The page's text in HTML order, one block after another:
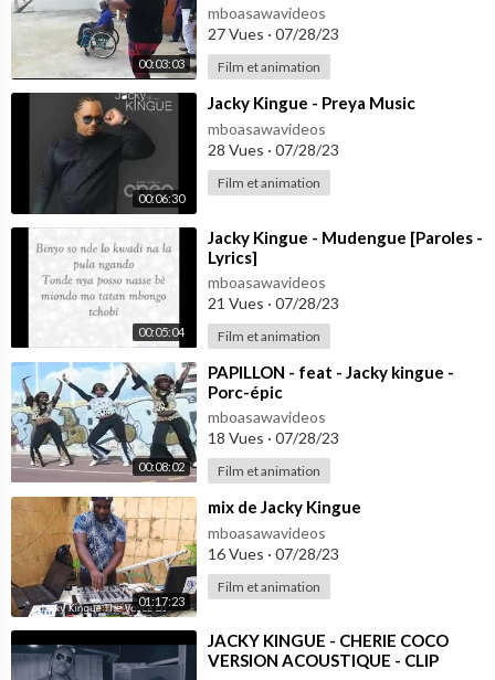
00:03:03
mboasawavideos
27 Vues · 07/28/23
Film et animation
00:06:30
⁣Jacky Kingue - Preya Music
mboasawavideos
28 Vues · 07/28/23
Film et animation
00:05:04
⁣Jacky Kingue - Mudengue [Paroles -
Lyrics]
mboasawavideos
21 Vues · 07/28/23
Film et animation
00:08:02
⁣PAPILLON - feat - Jacky kingue -
Porc-épic
mboasawavideos
18 Vues · 07/28/23
Film et animation
01:17:23
⁣mix de Jacky Kingue
mboasawavideos
16 Vues · 07/28/23
Film et animation
⁣JACKY KINGUE - CHERIE COCO
VERSION ACOUSTIQUE - CLIP